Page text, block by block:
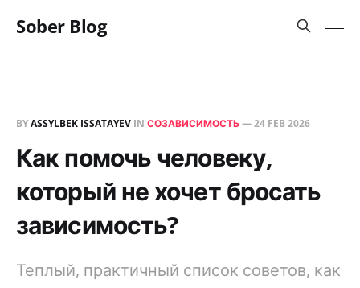
Sober Blog
BYASSYLBEK ISSATAYEV IN СОЗАВИСИМОСТЬ—24 FEB 2026
Как помочь человеку,
который не хочет бросать
зависимость?
Теплый, практичный список советов, как